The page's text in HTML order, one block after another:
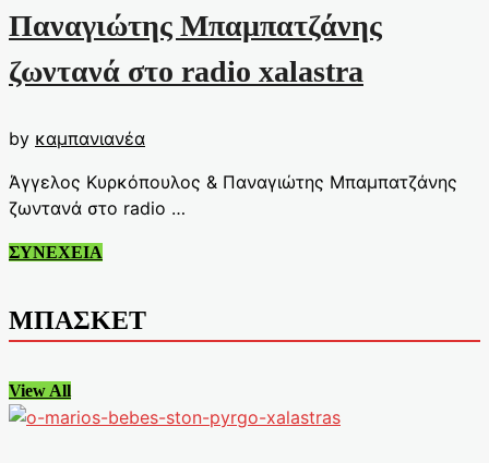
Παναγιώτης Μπαμπατζάνης
ζωντανά στο radio xalastra
by καμπανιανέα
Άγγελος Κυρκόπουλος & Παναγιώτης Μπαμπατζάνης
ζωντανά στο radio …
Άγγελος
Παναγιώτης
ζωντανά
στο
ΣΥΝΕΧΕΙΑ
ΜΠΑΣΚΕΤ
View All